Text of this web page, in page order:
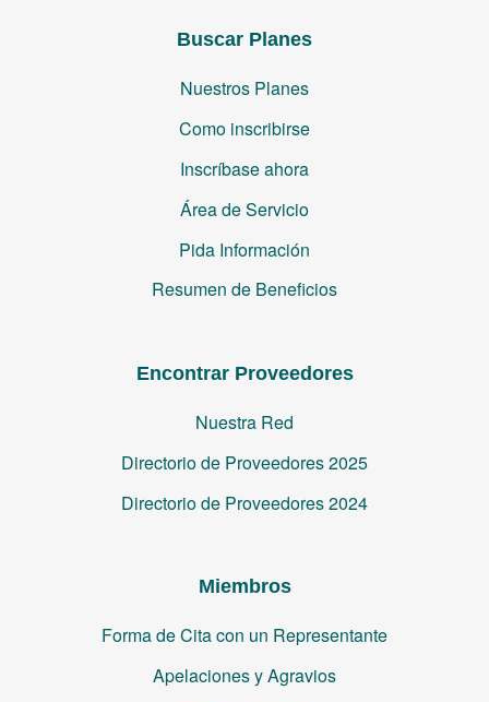
Buscar Planes
Nuestros Planes
Como inscribirse
Inscríbase ahora
Área de Servicio
Pida Información
Resumen de Beneficios
Encontrar Proveedores
Nuestra Red
Directorio de Proveedores 2025
Directorio de Proveedores 2024
Miembros
Forma de Cita con un Representante
Apelaciones y Agravios